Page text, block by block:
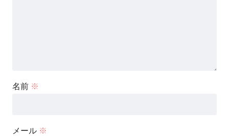
名前 ※
メール ※